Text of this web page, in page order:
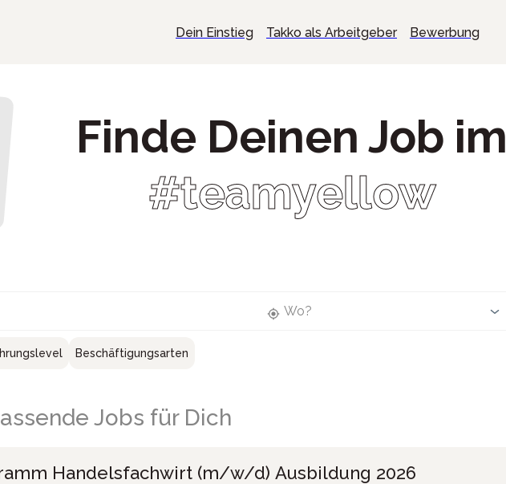
Dein Einstieg Takko als Arbeitgeber Bewerbung
Finde Deinen Job im
#teamyellow
Wo?
Beschäftigungsarten
Jobs für Dich
Handelsfachwirt (m/w/d) Ausbildung 2026